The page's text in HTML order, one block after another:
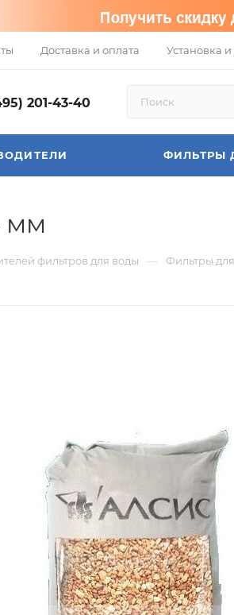
Доставка и оплата Установка
201-43-40
ФИЛЬТРЫ
мм
фильтров для воды — Фильтры